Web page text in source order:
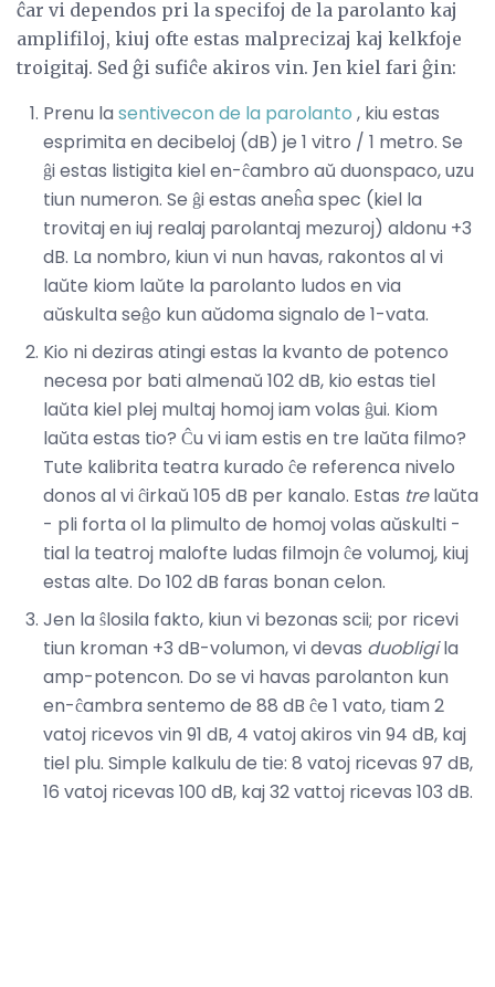
ĉar vi dependos pri la specifoj de la parolanto kaj
amplifiloj, kiuj ofte estas malprecizaj kaj kelkfoje
troigitaj. Sed ĝi sufiĉe akiros vin. Jen kiel fari ĝin:
Prenu la sentivecon de la parolanto , kiu estas
esprimita en decibeloj (dB) je 1 vitro / 1 metro. Se
ĝi estas listigita kiel en-ĉambro aŭ duonspaco, uzu
tiun numeron. Se ĝi estas aneĥa spec (kiel la
trovitaj en iuj realaj parolantaj mezuroj) aldonu +3
dB. La nombro, kiun vi nun havas, rakontos al vi
laŭte kiom laŭte la parolanto ludos en via
aŭskulta seĝo kun aŭdoma signalo de 1-vata.
Kio ni deziras atingi estas la kvanto de potenco
necesa por bati almenaŭ 102 dB, kio estas tiel
laŭta kiel plej multaj homoj iam volas ĝui. Kiom
laŭta estas tio? Ĉu vi iam estis en tre laŭta filmo?
Tute kalibrita teatra kurado ĉe referenca nivelo
donos al vi ĉirkaŭ 105 dB per kanalo. Estas trelaŭta
- pli forta ol la plimulto de homoj volas aŭskulti -
tial la teatroj malofte ludas filmojn ĉe volumoj, kiuj
estas alte. Do 102 dB faras bonan celon.
Jen la ŝlosila fakto, kiun vi bezonas scii; por ricevi
tiun kroman +3 dB-volumon, vi devas duobligila
amp-potencon. Do se vi havas parolanton kun
en-ĉambra sentemo de 88 dB ĉe 1 vato, tiam 2
vatoj ricevos vin 91 dB, 4 vatoj akiros vin 94 dB, kaj
tiel plu. Simple kalkulu de tie: 8 vatoj ricevas 97 dB,
16 vatoj ricevas 100 dB, kaj 32 vattoj ricevas 103 dB.